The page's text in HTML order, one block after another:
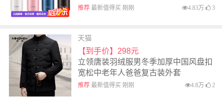
推荐最新值得买 刚刚 4.83万 3
天猫
【到手价】298元
立领唐装羽绒服男冬季加厚中国风盘扣
宽松中老年人爸爸复古装外套
推荐最新值得买 刚刚 4.8万 2